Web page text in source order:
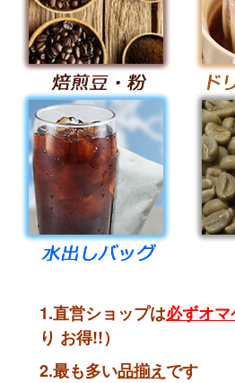
1.直営ショップは必ずオマ
り お得!!）
2.最も多い品揃え です